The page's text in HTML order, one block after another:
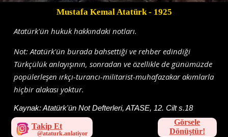
Mustafa Kemal Atatürk- 1925
Atatürk'ün hukuk hakkındaki notları.
Not: Atatürk'ün burada bahsettiği ve rehber edindiği
Türkçülük anlayışının, sonradan ve özellikle de günümüzde
popülerleşen ırkçı-turancı-militarist-muhafazakar akımlarla
hiçbir alakası yoktur.
Kaynak:Atatürk'ün Not Defterleri, ATASE, 12. Cilt s.18
Takip Et
Görsele
Dönüştür!